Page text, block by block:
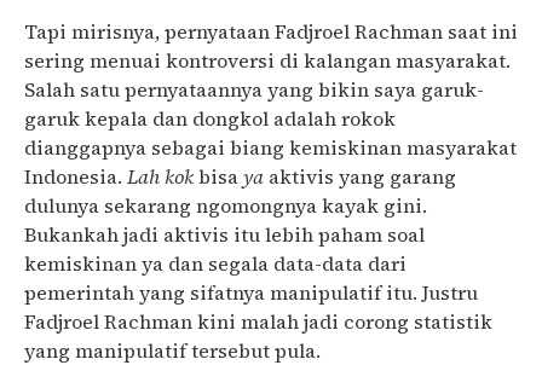
Tapi mirisnya, pernyataan Fadjroel Rachman saat ini
sering menuai kontroversi di kalangan masyarakat.
Salah satu pernyataannya yang bikin saya garuk-
garuk kepala dan dongkol adalah rokok
dianggapnya sebagai biang kemiskinan masyarakat
Indonesia. Lah kokbisaya aktivis yang garang
dulunya sekarang ngomongnya kayak gini.
Bukankah jadi aktivis itu lebih paham soal
kemiskinan ya dan segala data-data dari
pemerintah yang sifatnya manipulatif itu. Justru
Fadjroel Rachman kini malah jadi corong statistik
yang manipulatif tersebut pula.